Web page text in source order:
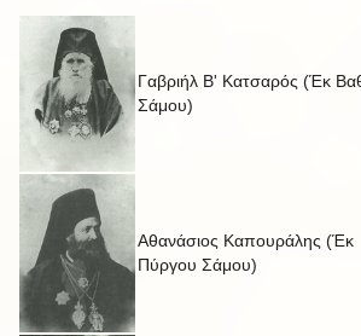
Γαβριήλ Β' Κατσαρός (Έκ
Σάμου)
Αθανάσιος Καπουράλης (Έκ
Πύργου Σάμου)